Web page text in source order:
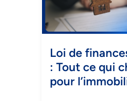
Loi de
: Tout ce qui
pour